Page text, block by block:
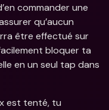
commander une
qu’aucun
être effectué sur
bloquer ta
en un seul tap dans
est tenté, tu